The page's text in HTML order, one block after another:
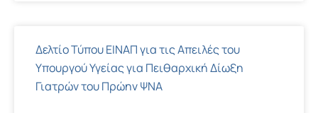
Δελτίο Τύπου ΕΙΝΑΠ για τις Απειλές του
Υπουργού Υγείας για Πειθαρχική Δίωξη
Γιατρών του Πρώην ΨΝΑ